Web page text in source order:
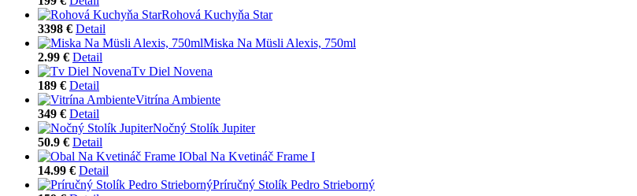
Rohová Kuchyňa Star
3398 € Detail
Miska Na Müsli Alexis, 750ml
2.99 € Detail
Tv Diel Novena
189 € Detail
Vitrína Ambiente
349 € Detail
Nočný Stolík Jupiter
50.9 € Detail
Obal Na Kvetináč Frame I
14.99 € Detail
Príručný Stolík Pedro Strieborný